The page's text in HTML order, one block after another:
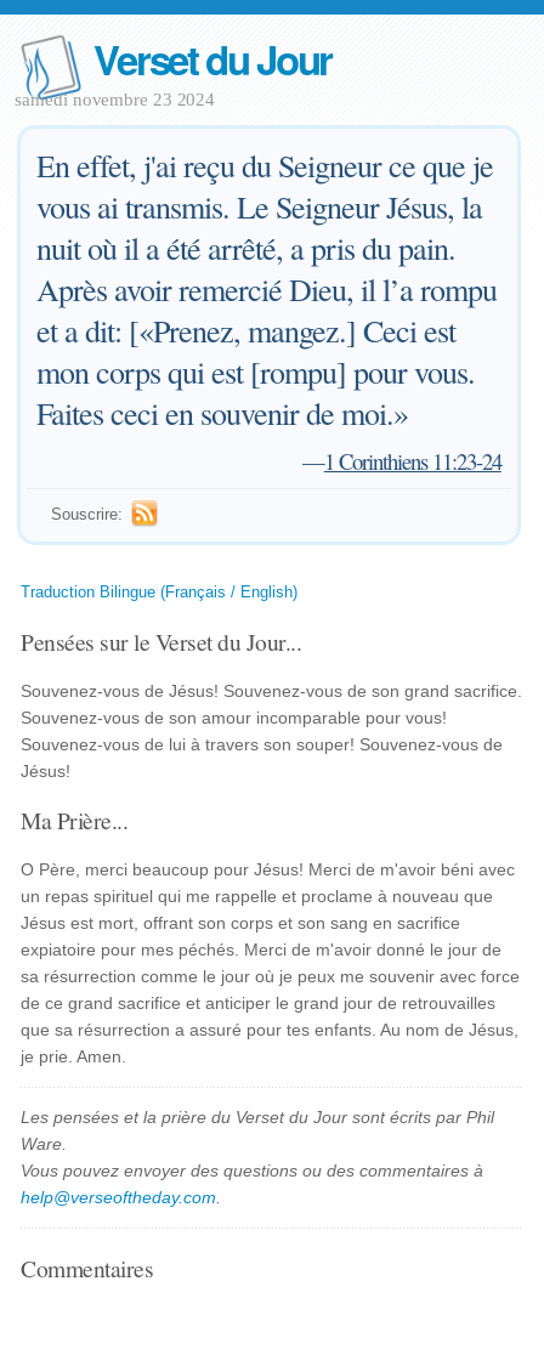
Verset du Jour
samedi novembre 23 2024
En effet, j'ai reçu du Seigneur ce que je
vous ai transmis. Le Seigneur Jésus, la
nuit où il a été arrêté, a pris du pain.
Après avoir remercié Dieu, il l’a rompu
et a dit: [«Prenez, mangez.] Ceci est
mon corps qui est [rompu] pour vous.
Faites ceci en souvenir de moi.»
—1 Corinthiens 11:23-24
Souscrire:
Traduction Bilingue (Français / English)
Pensées sur le Verset du Jour...
Souvenez-vous de Jésus! Souvenez-vous de son grand sacrifice.
Souvenez-vous de son amour incomparable pour vous!
Souvenez-vous de lui à travers son souper! Souvenez-vous de
Jésus!
Ma Prière...
O Père, merci beaucoup pour Jésus! Merci de m'avoir béni avec
un repas spirituel qui me rappelle et proclame à nouveau que
Jésus est mort, offrant son corps et son sang en sacrifice
expiatoire pour mes péchés. Merci de m'avoir donné le jour de
sa résurrection comme le jour où je peux me souvenir avec force
de ce grand sacrifice et anticiper le grand jour de retrouvailles
que sa résurrection a assuré pour tes enfants. Au nom de Jésus,
je prie. Amen.
Les pensées et la prière du Verset du Jour sont écrits par Phil
Ware.
Vous pouvez envoyer des questions ou des commentaires à
help@verseoftheday.com
Commentaires